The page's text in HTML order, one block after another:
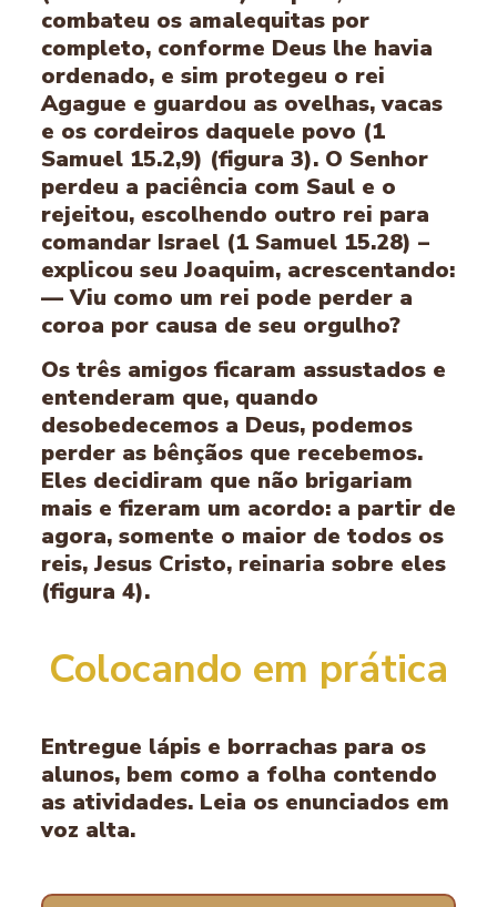
combateu os amalequitas por
completo, conforme Deus lhe havia
ordenado, e sim protegeu o rei
Agague e guardou as ovelhas, vacas
e os cordeiros daquele povo (1
Samuel 15.2,9) (figura 3). O Senhor
perdeu a paciência com Saul e o
rejeitou, escolhendo outro rei para
comandar Israel (1 Samuel 15.28) –
explicou seu Joaquim, acrescentando:
— Viu como um rei pode perder a
coroa por causa de seu orgulho?
Os três amigos ficaram assustados e
entenderam que, quando
desobedecemos a Deus, podemos
perder as bênçãos que recebemos.
Eles decidiram que não brigariam
mais e fizeram um acordo: a partir de
agora, somente o maior de todos os
reis, Jesus Cristo, reinaria sobre eles
(figura 4).
Colocando em prática
Entregue lápis e borrachas para os
alunos, bem como a folha contendo
as atividades. Leia os enunciados em
voz alta.